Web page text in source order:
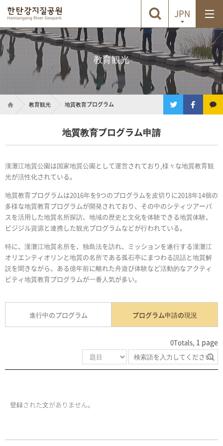
JPN
教育観光
教育観光 地質教育プログラム
地質教育プログラム申請
漢灘江地質公園は国家地質公園として運営されており,様々な地質教育観
光が活性化されている。
地質教育プログラムは2016年を9つのプログラムを皮切りに2018年14個の
多様な地質教育プログラムが開発されており、その中のシティツアーバ
スを活用した地質名所探訪、地域の歴史と文化を体験できる地質体験、
ビジジル資源と連携した観光プログラムなどが行われている。
特に、漢灘江地質名所を、独島法を訪れ、ミッションを遂行する漢灘江
オリエンティオリンと地質の名所である孤石亭にまつわる説話と地質解
説を聞きながら、ある億年前に離れた舟遊び体験など活動的なアクティ
ビティ地質教育プログラムが一番人気が多い。
進行中のプログラム プログラム申請の現況
0Totals, 1 page
登録された文がありません。